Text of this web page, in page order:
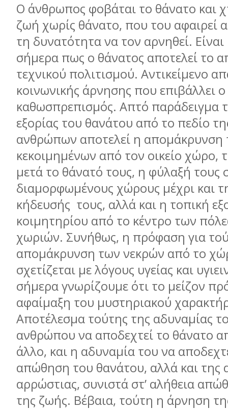
Ο άνθρωπος φοβάται το θάνατο και
ζωή χωρίς θάνατο, που του αφαιρεί
τη δυνατότητα να τον αρνηθεί.
σήμερα πως ο θάνατος αποτελεί το
τεχνικού πολιτισμού. Αντικείμενο
κοινωνικής άρνησης που επιβάλλει ο
καθωσπρεπισμός. Απτό παράδειγμα
εξορίας του θανάτου από το πεδίο
ανθρώπων αποτελεί η απομάκρυνση
κεκοιμημένων από τον οικείο χώρο,
μετά το θάνατό τους, η φύλαξή τους
διαμορφωμένους χώρους μέχρι και
κήδευσής τους, αλλά και η τοπική
κοιμητηρίου από το κέντρο των
χωριών. Συνήθως, η πρόφαση για
απομάκρυνση των νεκρών από το
σχετίζεται με λόγους υγείας και
σήμερα γνωρίζουμε ότι το μείζον
αφαίμαξη του μυστηριακού
Αποτέλεσμα τούτης της αδυναμίας
ανθρώπου να αποδεχτεί το θάνατο
άλλο, και η αδυναμία του να
απώθηση του θανάτου, αλλά και της
αρρώστιας, συνιστά στ’ αλήθεια
της ζωής. Βέβαια, τούτη η άρνηση